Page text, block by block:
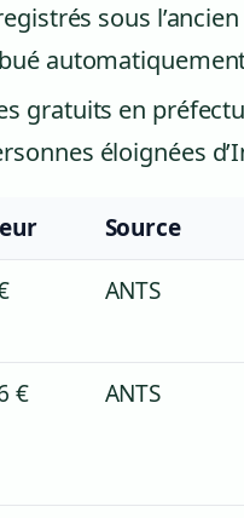
sous
gratuits en
éloignées
Source
ANTS
€ ANTS